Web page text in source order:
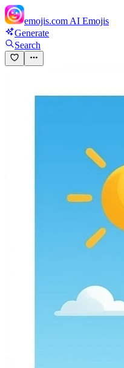
emojis.com AI Emojis
Generate
Search